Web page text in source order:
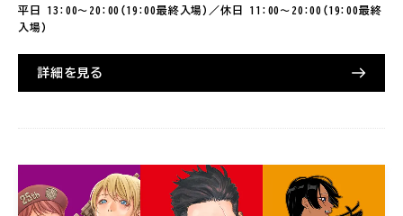
平日 13:00〜20:00（19:00最終入場）／休日 11:00〜20:00（19:00最終
入場）
詳細を見る